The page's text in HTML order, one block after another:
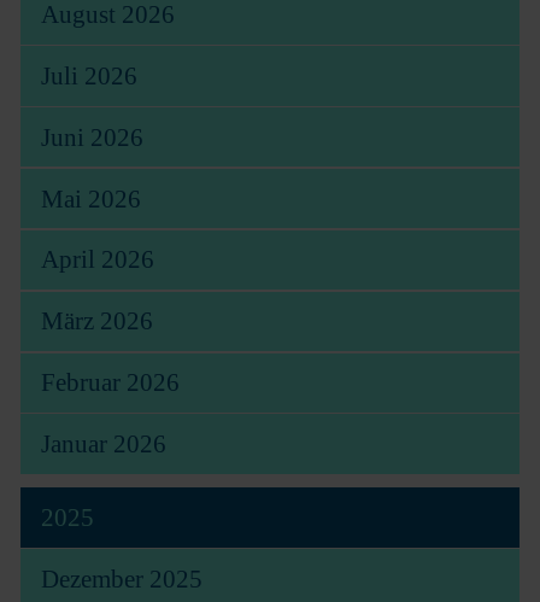
August 2026
Juli 2026
Juni 2026
Mai 2026
April 2026
März 2026
Februar 2026
Januar 2026
2025
Dezember 2025